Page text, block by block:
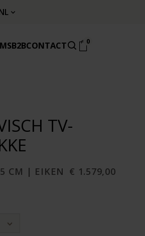
B2BCONTACT 0
TV-
CM | EIKEN € 1.579,00